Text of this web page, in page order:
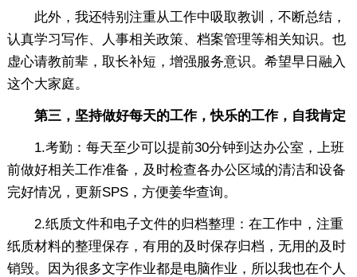
此外，我还特别注重从工作中吸取教训，不断总结，
认真学习写作、人事相关政策、档案管理等相关知识。也
虚心请教前辈，取长补短，增强服务意识。希望早日融入
这个大家庭。
第三，坚持做好每天的工作，快乐的工作，自我肯定
1.考勤：每天至少可以提前30分钟到达办公室，上班
前做好相关工作准备，及时检查各办公区域的清洁和设备
完好情况，更新SPS，方便姜华查询。
2.纸质文件和电子文件的归档整理：在工作中，注重
纸质材料的整理保存，有用的及时保存归档，无用的及时
销毁。因为很多文字作业都是电脑作业，所以我也在个人